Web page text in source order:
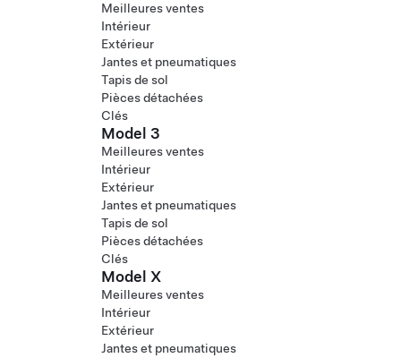
Meilleures ventes
Intérieur
Extérieur
Jantes et pneumatiques
Tapis de sol
Pièces détachées
Clés
Model 3
Meilleures ventes
Intérieur
Extérieur
Jantes et pneumatiques
Tapis de sol
Pièces détachées
Clés
Model X
Meilleures ventes
Intérieur
Extérieur
Jantes et pneumatiques